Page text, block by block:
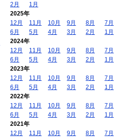
2月
1月
2025年
12月
11月 10月 9月 8月
7月
6月
5月 4月 3月 2月
1月
2024年
12月
11月 10月 9月 8月
7月
6月
5月 4月 3月 2月
1月
2023年
12月
11月 10月 9月 8月
7月
6月
5月 4月 3月 2月
1月
2022年
12月
11月 10月 9月 8月
7月
6月
5月 4月 3月 2月
1月
2021年
12月
11月 10月 9月 8月
7月